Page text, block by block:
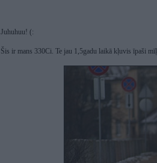
Juhuhuu! (:
Šis ir mans 330Ci. Te jau 1,5gadu laikā kļuvis īpaši